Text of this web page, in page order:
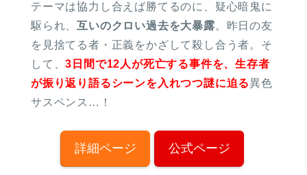
テーマは協力し合えば勝てるのに、疑心暗鬼に
駆られ、互いのクロい過去を大暴露。昨日の友
を見捨てる者・正義をかざして殺し合う者。そ
して、3日間で12人が死亡する事件を、生存者
が振り返り語るシーンを入れつつ謎に迫る異色
サスペンス…！
詳細ページ 公式ページ